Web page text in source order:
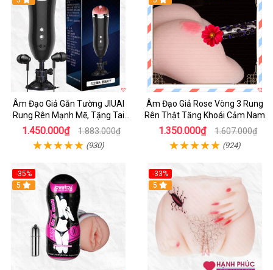
Âm Đạo Giả Gắn Tường JIUAI
Rung Rên Mạnh Mẽ, Tặng Tai
Nghe
1.450.000₫ 1.883.000₫
(930)
Âm Đạo Giả Rose Vòng 3 Rung
Rên Thật Tăng Khoái Cảm Nam
1.350.000₫ 1.607.000₫
(924)
-35%
5
-33%
5